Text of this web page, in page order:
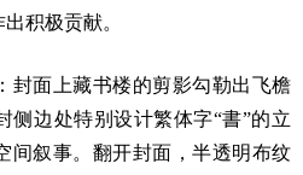
积极贡献。
：封面上藏书楼的剪影勾勒出飞檐
侧边处特别设计繁体字“書”的立
间叙事。翻开封面，半透明布纹